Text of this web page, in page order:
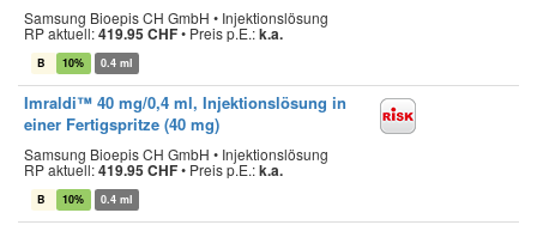
Samsung Bioepis CH GmbH • Injektionslösung
RP aktuell:419.95 CHF• Preis p.E.:k.a.
B 10% 0.4 ml
Imraldi™ 40 mg/0,4 ml, Injektionslösung in
einer Fertigspritze (40 mg)
Samsung Bioepis CH GmbH • Injektionslösung
RP aktuell:419.95 CHF• Preis p.E.:k.a.
B 10% 0.4 ml